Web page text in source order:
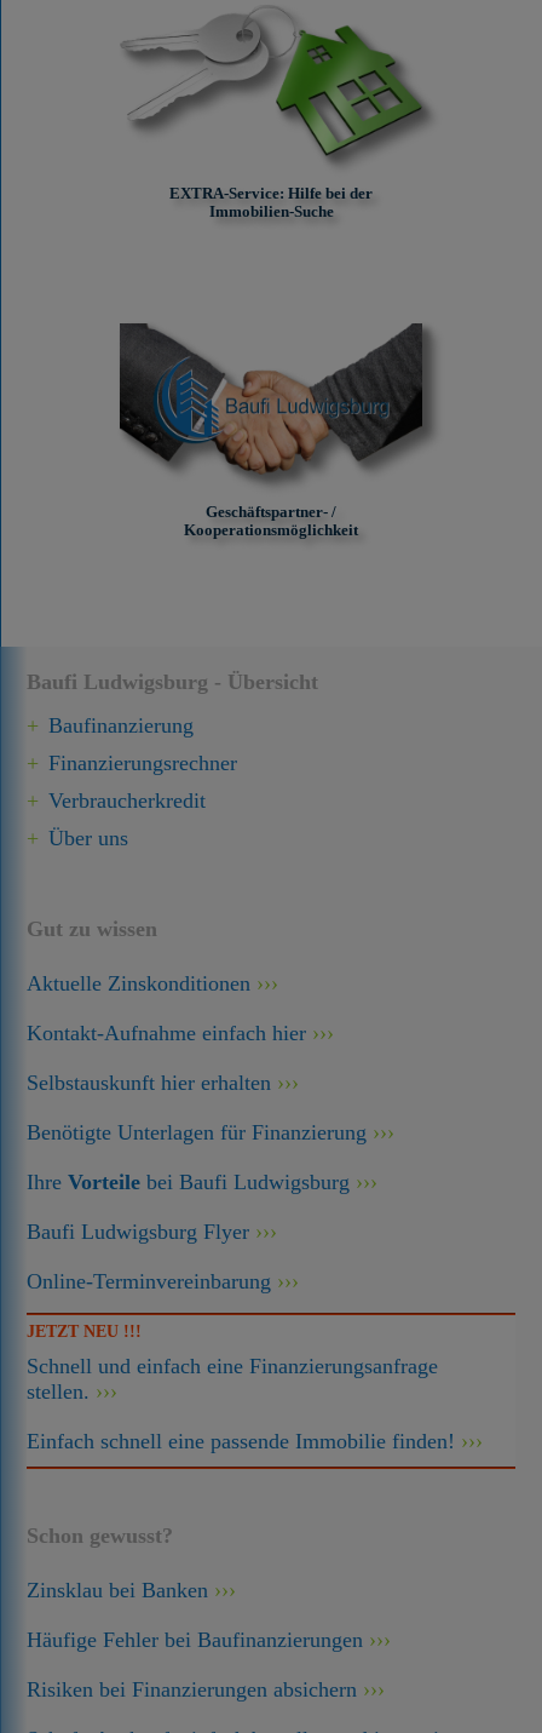
Baufi Ludwigsburg - Übersicht
Baufinanzierung
Finanzierungsrechner
Verbraucherkredit
Über uns
Gut zu wissen
Aktuelle Zinskonditionen
Kontakt-Aufnahme einfach hier
Selbstauskunft hier erhalten
Benötigte Unterlagen für Finanzierung
IhreVorteile bei Baufi Ludwigsburg
Baufi Ludwigsburg Flyer
Online-Terminvereinbarung
JETZT NEU !!!
Schnell und einfach eine Finanzierungsanfrage
stellen.
Einfach schnell eine passende Immobilie finden!
Schon gewusst?
Zinsklau bei Banken
Häufige Fehler bei Baufinanzierungen
Risiken bei Finanzierungen absichern
EXTRA-Service: Hilfe bei der
Immobilien-Suche
Geschäftspartner- /
Kooperationsmöglichkeit